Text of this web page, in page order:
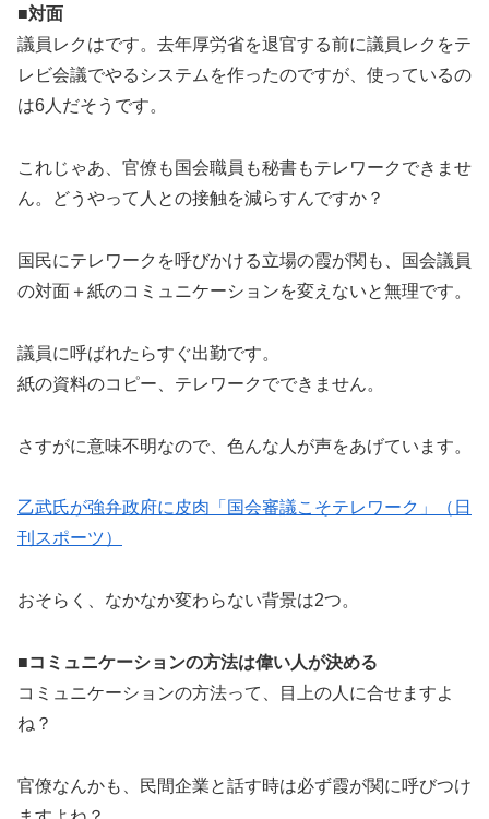
■対面
議員レクはです。去年厚労省を退官する前に議員レクをテ
レビ会議でやるシステムを作ったのですが、使っているの
は6人だそうです。
これじゃあ、官僚も国会職員も秘書もテレワークできませ
ん。どうやって人との接触を減らすんですか？
国民にテレワークを呼びかける立場の霞が関も、国会議員
の対面＋紙のコミュニケーションを変えないと無理です。
議員に呼ばれたらすぐ出勤です。
紙の資料のコピー、テレワークでできません。
さすがに意味不明なので、色んな人が声をあげています。
乙武氏が強弁政府に皮肉「国会審議こそテレワーク」（日
刊スポーツ）
おそらく、なかなか変わらない背景は2つ。
■コミュニケーションの方法は偉い人が決める
コミュニケーションの方法って、目上の人に合せますよ
ね？
官僚なんかも、民間企業と話す時は必ず霞が関に呼びつけ